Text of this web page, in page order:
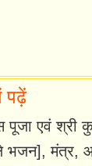
पढ़ें
पूजा एवं श्री
मंत्र,